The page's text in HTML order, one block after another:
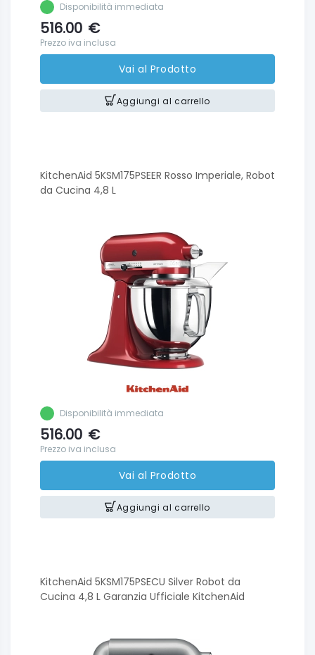
Disponibilità immediata
516.00 €
Prezzo iva inclusa
Vai al Prodotto
Aggiungi al carrello
KitchenAid 5KSM175PSEER Rosso Imperiale, Robot
da Cucina 4,8 L
Disponibilità immediata
516.00 €
Prezzo iva inclusa
Vai al Prodotto
Aggiungi al carrello
KitchenAid 5KSM175PSECU Silver Robot da
Cucina 4,8 L Garanzia Ufficiale KitchenAid